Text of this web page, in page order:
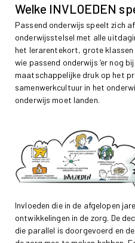
Welke INVLOEDEN
Passend onderwijs speelt zich
onderwijsstelsel met alle
het lerarentekort, grote klassen
wie passend onderwijs ‘er nog
maatschappelijke druk op het
samenwerkcultuur in het
onderwijs moet landen.
Invloeden die in de afgelopen
ontwikkelingen in de zorg. De
die parallel is doorgevoerd en